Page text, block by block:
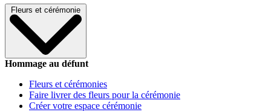
Fleurs et cérémonie
Hommage au défunt
Fleurs et cérémonies
Faire livrer des fleurs pour la cérémonie
Créer votre espace cérémonie